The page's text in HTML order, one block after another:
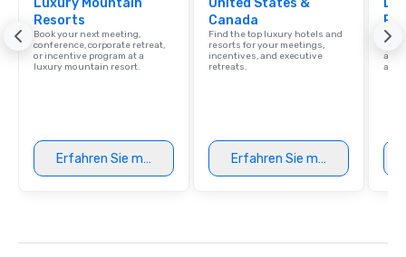
Luxury Mountain
Resorts
Book your next meeting,
conference, corporate retreat,
or incentive program at a
luxury mountain resort.
Erfahren Sie mehr
United States &
Canada
Find the top luxury hotels and
resorts for your meetings,
incentives, and executive
retreats.
Erfahren Sie mehr
with
and